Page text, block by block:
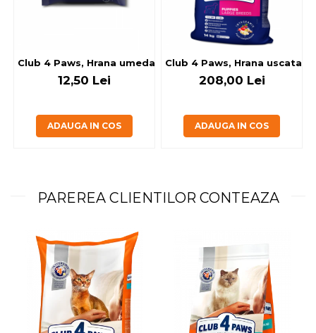
Club 4 Paws, Hrana umeda caini - cu miel, set 5+1, 6x80 g
12,50 Lei
ADAUGA IN COS
Club 4 Paws, Hrana uscata
208,00 Lei
ADAUGA IN COS
PAREREA CLIENTILOR CONTEAZA